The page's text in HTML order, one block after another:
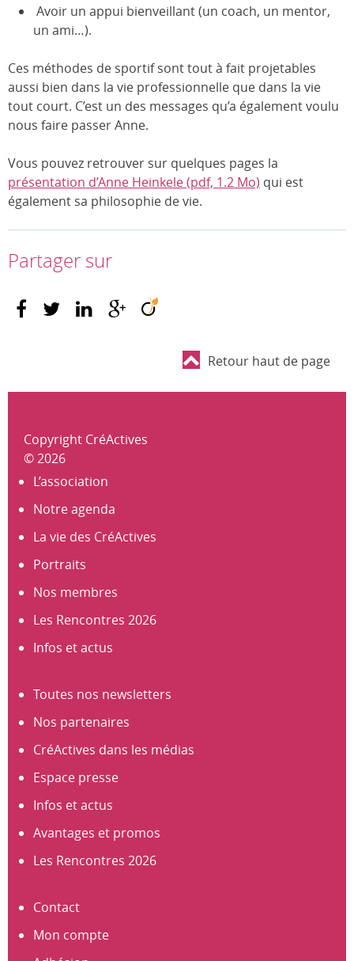
Avoir un appui bienveillant (un coach, un mentor,
un ami…).
Ces méthodes de sportif sont tout à fait projetables
aussi bien dans la vie professionnelle que dans la vie
tout court. C’est un des messages qu’a également voulu
nous faire passer Anne.
Vous pouvez retrouver sur quelques pages la
présentation d’Anne Heinkele (pdf, 1.2 Mo) qui est
également sa philosophie de vie.
Partager sur
Retour haut de page
Copyright CréActives
© 2026
L’association
Notre agenda
La vie des CréActives
Portraits
Nos membres
Les Rencontres 2026
Infos et actus
Toutes nos newsletters
Nos partenaires
CréActives dans les médias
Espace presse
Infos et actus
Avantages et promos
Les Rencontres 2026
Contact
Mon compte